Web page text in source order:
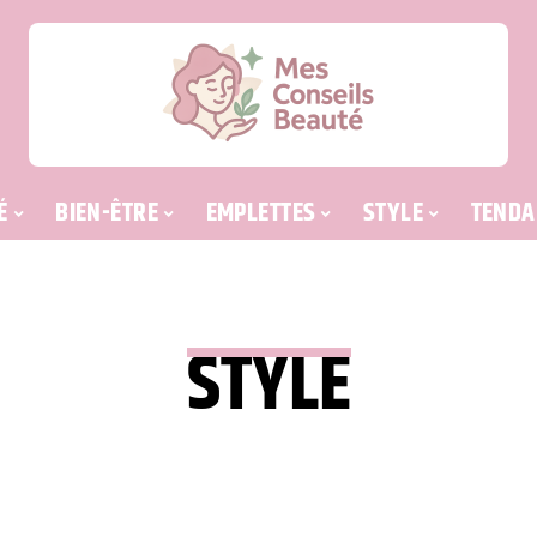
BIEN-ÊTRE EMPLETTES STYLE
STYLE